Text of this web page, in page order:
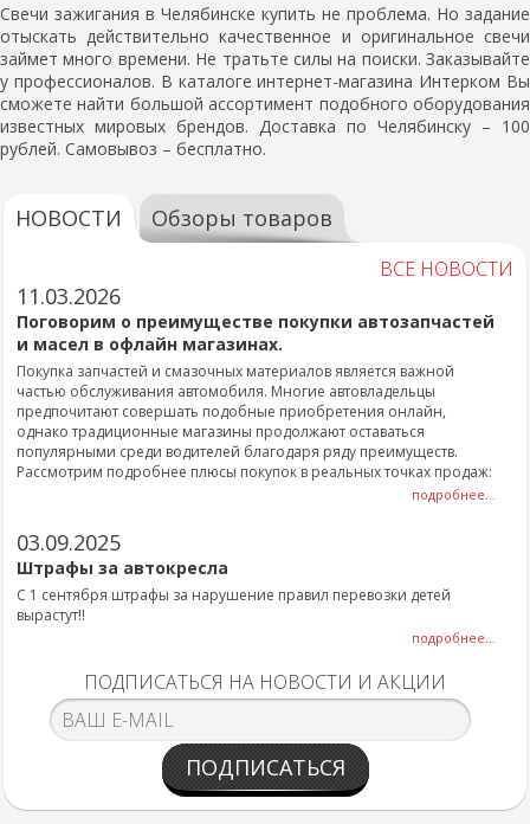
Свечи зажигания в Челябинске купить не проблема. Но задание
отыскать действительно качественное и оригинальное свечи
займет много времени. Не тратьте силы на поиски. Заказывайте
у профессионалов. В каталоге интернет-магазина Интерком Вы
сможете найти большой ассортимент подобного оборудования
известных мировых брендов. Доставка по Челябинску – 100
рублей. Самовывоз – бесплатно.
НОВОСТИ Обзоры товаров
ВСЕ НОВОСТИ
11.03.2026
Поговорим о преимуществе покупки автозапчастей
и масел в офлайн магазинах.
Покупка запчастей и смазочных материалов является важной
частью обслуживания автомобиля. Многие автовладельцы
предпочитают совершать подобные приобретения онлайн,
однако традиционные магазины продолжают оставаться
популярными среди водителей благодаря ряду преимуществ.
Рассмотрим подробнее плюсы покупок в реальных точках продаж:
подробнее...
03.09.2025
Штрафы за автокресла
С 1 сентября штрафы за нарушение правил перевозки детей
вырастут!!
подробнее...
ПОДПИСАТЬСЯ НА НОВОСТИ И АКЦИИ
ПОДПИСАТЬСЯ